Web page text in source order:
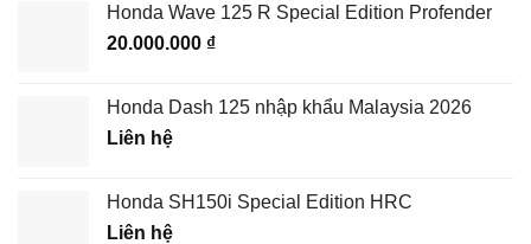
Honda Wave 125 R Special Edition Profender
20.000.000 ₫
Honda Dash 125 nhập khẩu Malaysia 2026
Liên hệ
Honda SH150i Special Edition HRC
Liên hệ